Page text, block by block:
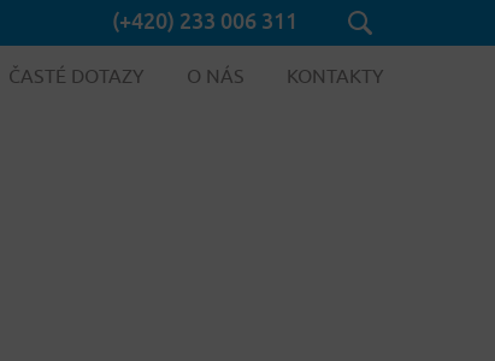
(+420) 233 006 311
ČASTÉ DOTAZY O NÁS KONTAKTY